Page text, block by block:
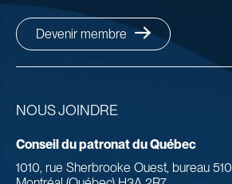
NOUS JOINDRE
Conseil du patronat du Québec
1010, rue Sherbrooke Ouest, bureau 510
Devenir membre